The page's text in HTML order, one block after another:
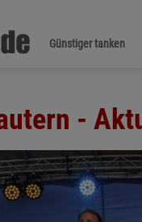
Günstiger tanken
-